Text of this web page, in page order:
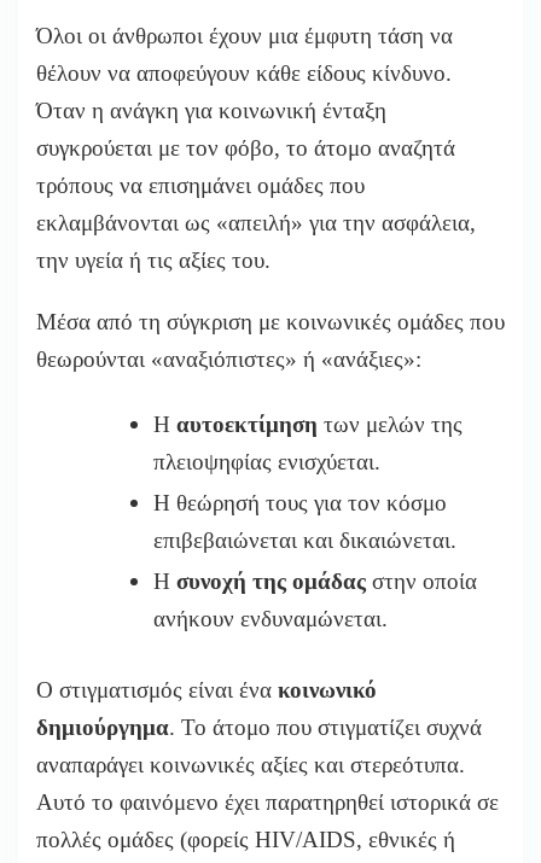
Όλοι οι άνθρωποι έχουν μια έμφυτη τάση να
θέλουν να αποφεύγουν κάθε είδους κίνδυνο.
Όταν η ανάγκη για κοινωνική ένταξη
συγκρούεται με τον φόβο, το άτομο αναζητά
τρόπους να επισημάνει ομάδες που
εκλαμβάνονται ως «απειλή» για την ασφάλεια,
την υγεία ή τις αξίες του.
Μέσα από τη σύγκριση με κοινωνικές ομάδες που
θεωρούνται «αναξιόπιστες» ή «ανάξιες»:
Η αυτοεκτίμηση των μελών της
πλειοψηφίας ενισχύεται.
Η θεώρησή τους για τον κόσμο
επιβεβαιώνεται και δικαιώνεται.
Η συνοχή της ομάδας στην οποία
ανήκουν ενδυναμώνεται.
Ο στιγματισμός είναι ένα κοινωνικό
δημιούργημα. Το άτομο που στιγματίζει συχνά
αναπαράγει κοινωνικές αξίες και στερεότυπα.
Αυτό το φαινόμενο έχει παρατηρηθεί ιστορικά σε
πολλές ομάδες (φορείς HIV/AIDS, εθνικές ή